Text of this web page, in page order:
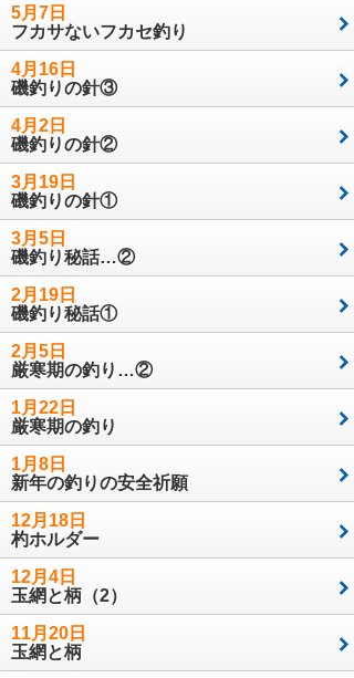
5月7日
フカサないフカセ釣り
4月16日
磯釣りの針③
4月2日
磯釣りの針②
3月19日
磯釣りの針①
3月5日
磯釣り秘話…②
2月19日
磯釣り秘話①
2月5日
厳寒期の釣り…②
1月22日
厳寒期の釣り
1月8日
新年の釣りの安全祈願
12月18日
杓ホルダー
12月4日
玉網と柄（2）
11月20日
玉網と柄